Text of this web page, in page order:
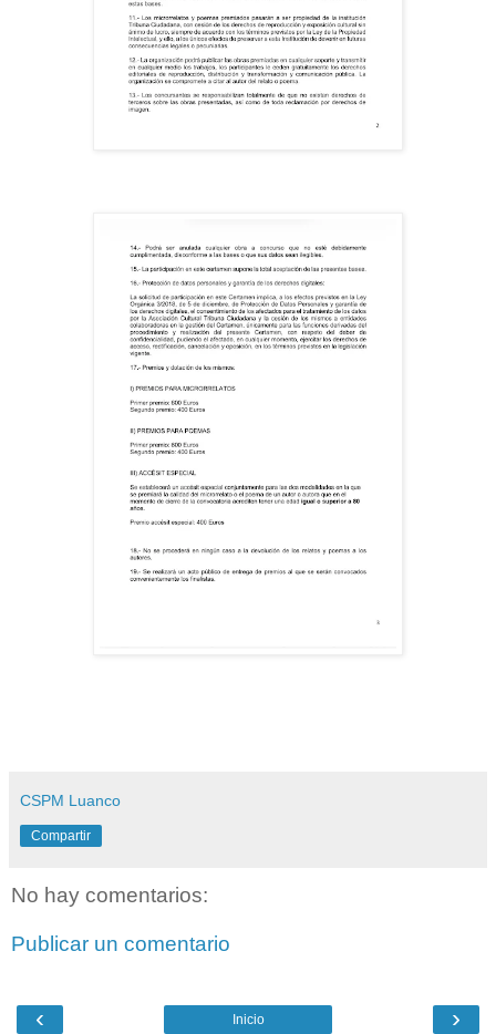
CSPM Luanco
Compartir
No hay comentarios:
Publicar un comentario
‹ ›
Inicio